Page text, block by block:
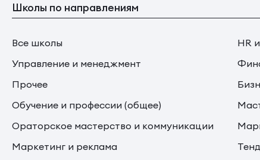
Школы по направлениям
Все школы
HR
Управление и менеджмент
Прочее
Обучение и профессии (общее)
Ораторское мастерство и коммуникации
Маркетинг и реклама